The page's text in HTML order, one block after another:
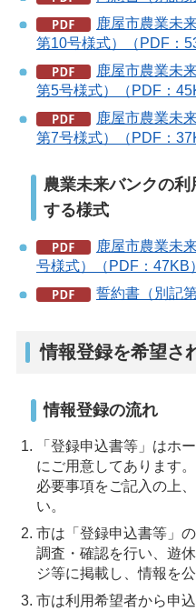
鹿屋市農業未
第10号様式）（PDF：
鹿屋市農業未
第5号様式）（PDF：
鹿屋市農業未
第7号様式）（PDF：
農業未来バンクの
する様式
鹿屋市農業未
号様式）（PDF：47KB）
誓約書（別記
情報登録を希望さ
情報登録の流れ
「登録申込書等」はホ
にご用意してあります。
必要事項をご記入の上
い。
市は「登録申込書等」
調査・確認を行い、遊
ジ等に掲載し、情報を公
市は利用希望者から申